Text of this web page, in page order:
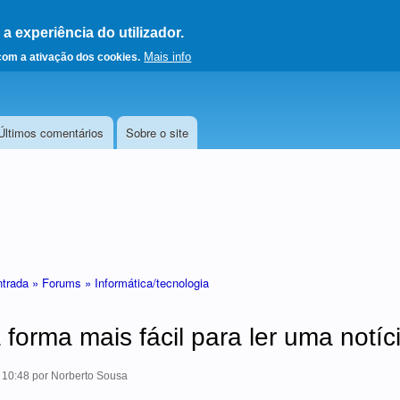
experiência do utilizador.
a ativação dos cookies. Mais info
página principal
comentários Sobre o site
» Forums » Informática/tecnologia
forma mais fácil para ler uma
por Norberto Sousa